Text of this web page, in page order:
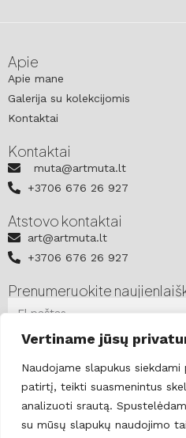
Vertiname jūsų
Naudojame slapukus
patirtį, teikti suasmenintus
analizuoti srautą.
su mūsų slapukų naudojimo
Apie
Apie mane
Galerija su kolekcijomis
Kontaktai
Kontaktai
muta@artmuta.lt
+3706 676 26 927
Atstovo kontaktai
art@artmuta.lt
+3706 676 26 927
Prenumeruokite
Sekite
Privatumo politika